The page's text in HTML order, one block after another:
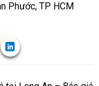
Phước, TP HCM